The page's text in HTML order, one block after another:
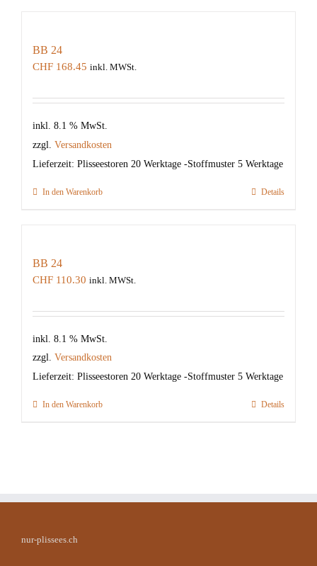
BB 24
CHF 168.45 inkl. MWSt.
inkl. 8.1 % MwSt.
zzgl. Versandkosten
Lieferzeit: Plisseestoren 20 Werktage -Stoffmuster 5 Werktage
In den Warenkorb Details
BB 24
CHF 110.30 inkl. MWSt.
inkl. 8.1 % MwSt.
zzgl. Versandkosten
Lieferzeit: Plisseestoren 20 Werktage -Stoffmuster 5 Werktage
In den Warenkorb Details
nur-plissees.ch